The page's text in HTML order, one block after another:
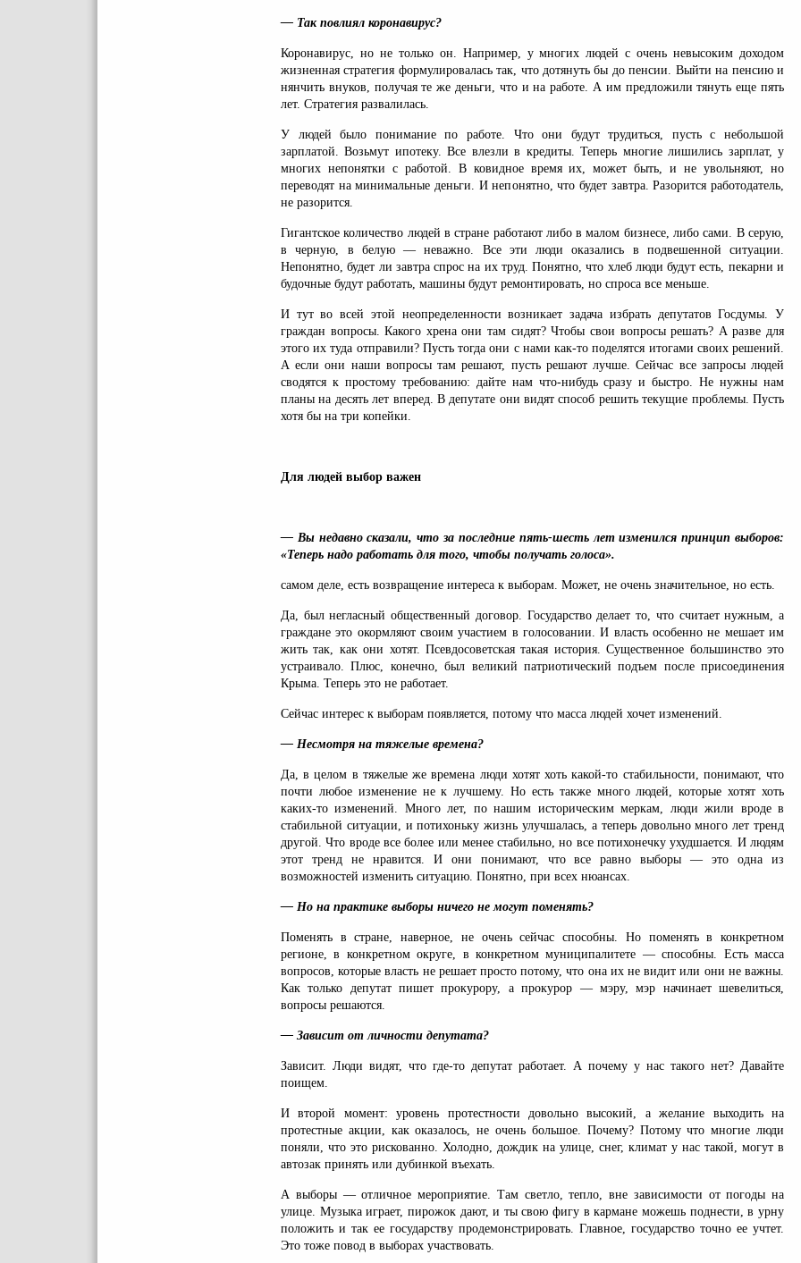
— Так повлиял коронавирус?
Коронавирус, но не только он. Например, у многих людей с очень невысоким доходом
жизненная стратегия формулировалась так, что дотянуть бы до пенсии. Выйти на пенсию и
нянчить внуков, получая те же деньги, что и на работе. А им предложили тянуть еще пять
лет. Стратегия развалилась.
У людей было понимание по работе. Что они будут трудиться, пусть с небольшой
зарплатой. Возьмут ипотеку. Все влезли в кредиты. Теперь многие лишились зарплат, у
многих непонятки с работой. В ковидное время их, может быть, и не увольняют, но
переводят на минимальные деньги. И непонятно, что будет завтра. Разорится работодатель,
не разорится.
Гигантское количество людей в стране работают либо в малом бизнесе, либо сами. В серую,
в черную, в белую — неважно. Все эти люди оказались в подвешенной ситуации.
Непонятно, будет ли завтра спрос на их труд. Понятно, что хлеб люди будут есть, пекарни и
будочные будут работать, машины будут ремонтировать, но спроса все меньше.
И тут во всей этой неопределенности возникает задача избрать депутатов Госдумы. У
граждан вопросы. Какого хрена они там сидят? Чтобы свои вопросы решать? А разве для
этого их туда отправили? Пусть тогда они с нами как-то поделятся итогами своих решений.
А если они наши вопросы там решают, пусть решают лучше. Сейчас все запросы людей
сводятся к простому требованию: дайте нам что-нибудь сразу и быстро. Не нужны нам
планы на десять лет вперед. В депутате они видят способ решить текущие проблемы. Пусть
хотя бы на три копейки.
Для людей выбор важен
— Вы недавно сказали, что за последние пять-шесть лет изменился принцип выборов:
«Теперь надо работать для того, чтобы получать голоса».
самом деле, есть возвращение интереса к выборам. Может, не очень значительное, но есть.
Да, был негласный общественный договор. Государство делает то, что считает нужным, а
граждане это окормляют своим участием в голосовании. И власть особенно не мешает им
жить так, как они хотят. Псевдосоветская такая история. Существенное большинство это
устраивало. Плюс, конечно, был великий патриотический подъем после присоединения
Крыма. Теперь это не работает.
Сейчас интерес к выборам появляется, потому что масса людей хочет изменений.
— Несмотря на тяжелые времена?
Да, в целом в тяжелые же времена люди хотят хоть какой-то стабильности, понимают, что
почти любое изменение не к лучшему. Но есть также много людей, которые хотят хоть
каких-то изменений. Много лет, по нашим историческим меркам, люди жили вроде в
стабильной ситуации, и потихоньку жизнь улучшалась, а теперь довольно много лет тренд
другой. Что вроде все более или менее стабильно, но все потихонечку ухудшается. И людям
этот тренд не нравится. И они понимают, что все равно выборы — это одна из
возможностей изменить ситуацию. Понятно, при всех нюансах.
— Но на практике выборы ничего не могут поменять?
Поменять в стране, наверное, не очень сейчас способны. Но поменять в конкретном
регионе, в конкретном округе, в конкретном муниципалитете — способны. Есть масса
вопросов, которые власть не решает просто потому, что она их не видит или они не важны.
Как только депутат пишет прокурору, а прокурор — мэру, мэр начинает шевелиться,
вопросы решаются.
— Зависит от личности депутата?
Зависит. Люди видят, что где-то депутат работает. А почему у нас такого нет? Давайте
поищем.
И второй момент: уровень протестности довольно высокий, а желание выходить на
протестные акции, как оказалось, не очень большое. Почему? Потому что многие люди
поняли, что это рискованно. Холодно, дождик на улице, снег, климат у нас такой, могут в
автозак принять или дубинкой въехать.
А выборы — отличное мероприятие. Там светло, тепло, вне зависимости от погоды на
улице. Музыка играет, пирожок дают, и ты свою фигу в кармане можешь поднести, в урну
положить и так ее государству продемонстрировать. Главное, государство точно ее учтет.
Это тоже повод в выборах участвовать.